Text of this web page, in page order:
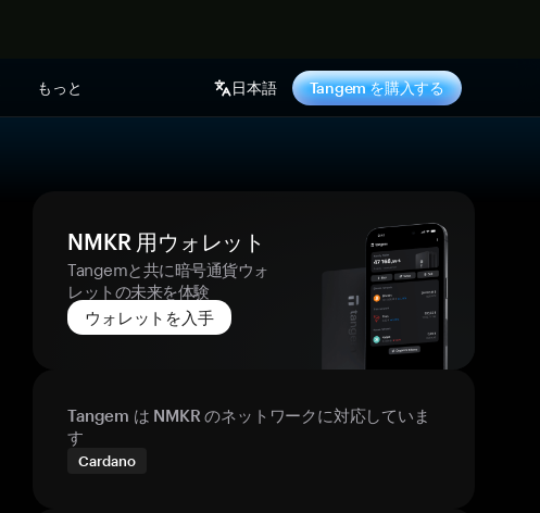
もっと 日本語 Tangem を購入する
NMKR 用ウォレット
Tangemと共に暗号通貨ウォ
レットの未来を体験
ウォレットを入手
Tangem は NMKR のネットワークに対応していま
す
Cardano